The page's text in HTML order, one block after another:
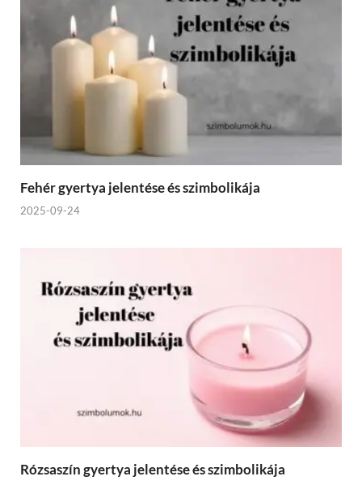
Fehér gyertya jelentése és szimbolikája
2025-09-24
Rózsaszín gyertya jelentése és szimbolikája